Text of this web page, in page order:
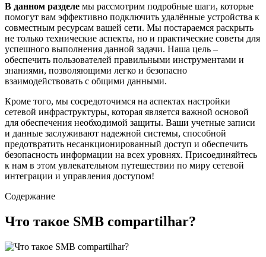
В данном разделе мы рассмотрим подробные шаги, которые
помогут вам эффективно подключить удалённые устройства к
совместным ресурсам вашей сети. Мы постараемся раскрыть
не только технические аспекты, но и практические советы для
успешного выполнения данной задачи. Наша цель –
обеспечить пользователей правильными инструментами и
знаниями, позволяющими легко и безопасно
взаимодействовать с общими данными.
Кроме того, мы сосредоточимся на аспектах настройки
сетевой инфраструктуры, которая является важной основой
для обеспечения необходимой защиты. Ваши учетные записи
и данные заслуживают надежной системы, способной
предотвратить несанкционированный доступ и обеспечить
безопасность информации на всех уровнях. Присоединяйтесь
к нам в этом увлекательном путешествии по миру сетевой
интеграции и управления доступом!
Содержание
Что такое SMB compartilhar?